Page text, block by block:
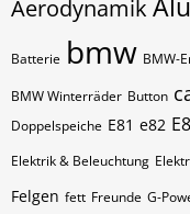
Aerodynamik
Batterie bmw BMW-
BMW Winterräder Button
Doppelspeiche E81 e82
Elektrik & Beleuchtung
Felgen fett Freunde G-